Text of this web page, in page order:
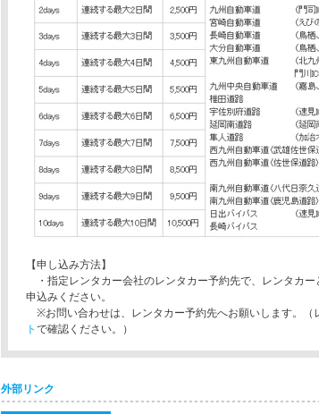
【申し込み方法】
・指定レンタカー会社のレンタカー予約先で、レンタカー
申込みください。
※お問い合わせは、レンタカー予約先へお願いします。（
トで確認ください。）
外部リンク